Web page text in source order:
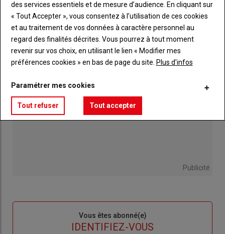
casse-cou"
30 juillet 2026
Publicité
Vous êtes abonné(e)
IDENTIFIEZ-VOUS
des services essentiels et de mesure d’audience. En cliquant sur
« Tout Accepter », vous consentez à l’utilisation de ces cookies
et au traitement de vos données à caractère personnel au
regard des finalités décrites. Vous pourrez à tout moment
revenir sur vos choix, en utilisant le lien « Modifier mes
préférences cookies » en bas de page du site. Plus d'infos
Paramétrer mes cookies
Tout refuser Tout accepter